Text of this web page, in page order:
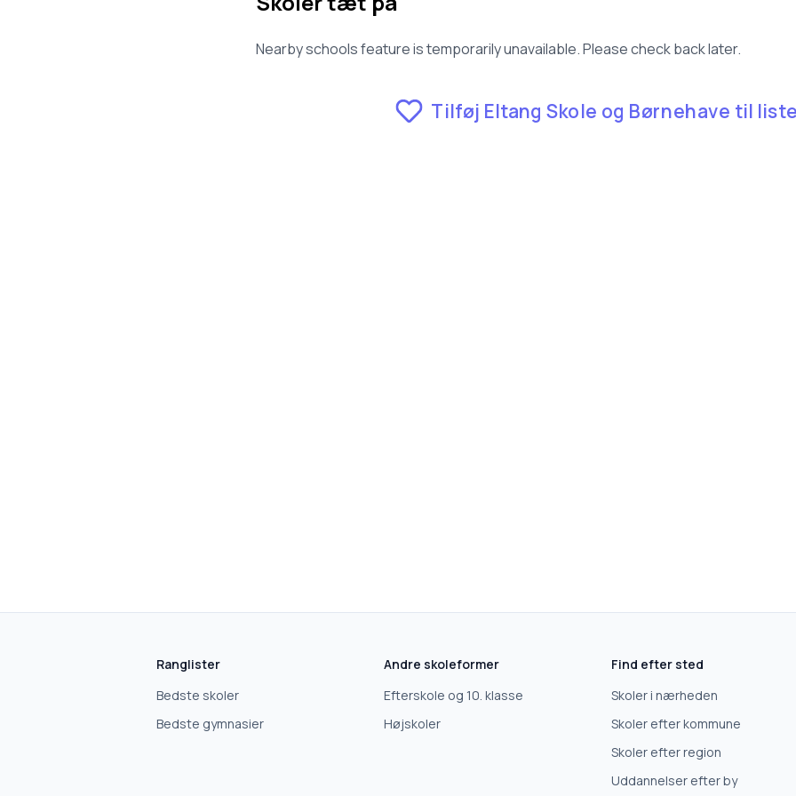
Nearby schools feature is temporarily unavailable. Please check back later.
Tilføj Eltang Skole og Børnehave til
Vi bruger dit valg til at stille de rigtige spørgsmål.
Ranglister
Bedste skoler
Bedste gymnasier
Andre skoleformer
Efterskole og 10. klasse
Højskoler
Find efter sted
Skoler i nærheden
Skoler efter kommune
Skoler efter region
Uddannelser efter by